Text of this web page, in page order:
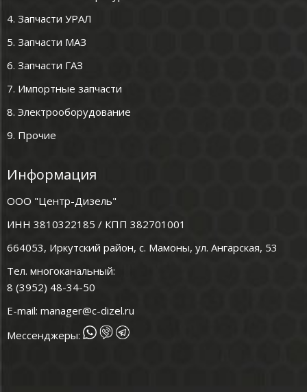
4. Запчасти УРАЛ
5. Запчасти МАЗ
6. Запчасти ГАЗ
7. Импортные запчасти
8. Электрооборудование
9. Прочие
Информация
ООО "Центр-Дизель"
ИНН 3810322185 / КПП 382701001
664053, Иркутский район, с. Мамоны, ул. Ангарская, 53
Тел. многоканальный:
8 (3952) 48-34-50
E-mail: manager@c-dizel.ru
Мессенджеры: